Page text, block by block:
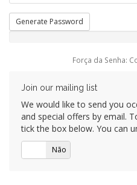
Generate Password
Força da Senha:
Join our mailing list
We would like to send you
and special offers by email.
tick the box below. You can
Não